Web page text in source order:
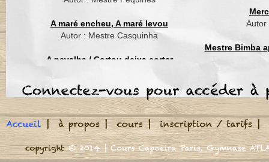
A maré encheu, A maré levou
Autor : Mestre Casquinha
A navalha / Cortou deixa cortar
A roda jà começou
A volta do mundo, é como a maré
Adeus adeus (Boa viagem)
Autor
Mestre Bimba
Meu